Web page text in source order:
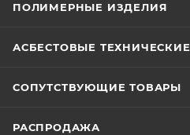
ПОЛИМЕРНЫЕ ИЗДЕЛИЯ
АСБЕСТОВЫЕ
СОПУТСТВУЮЩИЕ ТОВАРЫ
РАСПРОДАЖА